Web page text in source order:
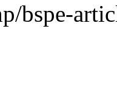
bspe-